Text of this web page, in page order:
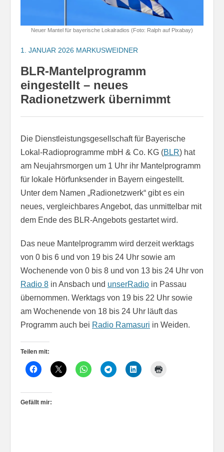
Neuer Mantel für bayerische Lokalradios (Foto: Ralph auf Pixabay)
1. JANUAR 2026 MARKUSWEIDNER
BLR-Mantelprogramm
eingestellt – neues
Radionetzwerk übernimmt
Die Dienstleistungsgesellschaft für Bayerische
Lokal-Radioprogramme mbH & Co. KG (BLR) hat
am Neujahrsmorgen um 1 Uhr ihr Mantelprogramm
für lokale Hörfunksender in Bayern eingestellt.
Unter dem Namen „Radionetzwerk“ gibt es ein
neues, vergleichbares Angebot, das unmittelbar mit
dem Ende des BLR-Angebots gestartet wird.
Das neue Mantelprogramm wird derzeit werktags
von 0 bis 6 und von 19 bis 24 Uhr sowie am
Wochenende von 0 bis 8 und von 13 bis 24 Uhr von
Radio 8 in Ansbach und unserRadio in Passau
übernommen. Werktags von 19 bis 22 Uhr sowie
am Wochenende von 18 bis 24 Uhr läuft das
Programm auch bei Radio Ramasuri in Weiden.
Teilen mit:
Gefällt mir: